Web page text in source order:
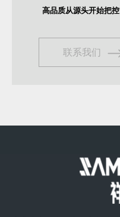
高品质从源头开始把控
联系我们